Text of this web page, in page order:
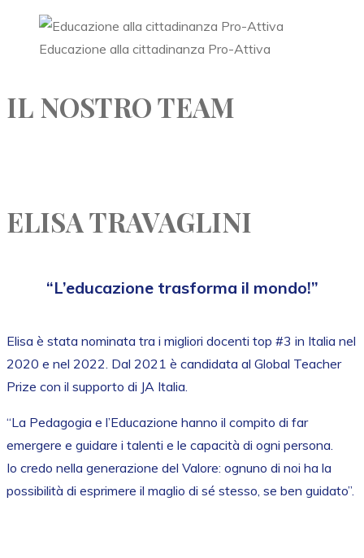
Educazione alla cittadinanza Pro-Attiva
IL NOSTRO TEAM
ELISA TRAVAGLINI
“L’educazione trasforma il mondo!”
Elisa è stata nominata tra i migliori docenti top #3 in Italia nel
2020 e nel 2022. Dal 2021 è candidata al Global Teacher
Prize con il supporto di JA Italia.
“La Pedagogia e l’Educazione hanno il compito di far
emergere e guidare i talenti e le capacità di ogni persona.
Io credo nella generazione del Valore: ognuno di noi ha la
possibilità di esprimere il maglio di sé stesso, se ben guidato”.